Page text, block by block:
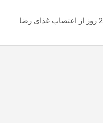
بیانیه شماره 90 با گذشت 22 روز از اعتصاب غذای رضا